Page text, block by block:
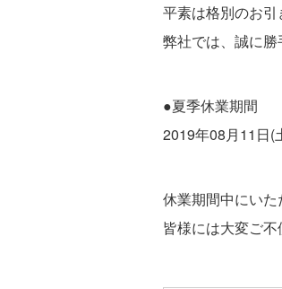
平素は格別のお引
弊社では、誠に勝
●夏季休業期間
2019年08月11日(
休業期間中にいた
皆様には大変ご